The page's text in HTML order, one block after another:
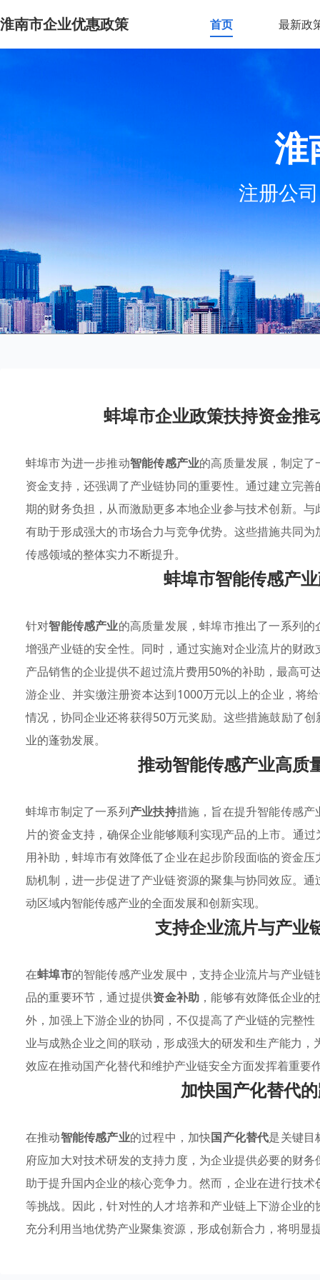
淮南市企业优惠政策 首页 最新政
淮
注册公
蚌埠市企业政策扶持资金推
蚌埠市为进一步推动智能传感产业的高质量发展，制定
资金支持，还强调了产业链协同的重要性。通过建立完
期的财务负担，从而激励更多本地企业参与技术创新。
有助于形成强大的市场合力与竞争优势。这些措施共同为
传感领域的整体实力不断提升。
蚌埠市智能传感产
针对智能传感产业的高质量发展，蚌埠市推出了一系列
增强产业链的安全性。同时，通过实施对企业流片的财
产品销售的企业提供不超过流片费用50%的补助，最高可
游企业、并实缴注册资本达到1000万元以上的企业，将
情况，协同企业还将获得50万元奖励。这些措施鼓励了
业的蓬勃发展。
推动智能传感产业高质
蚌埠市制定了一系列产业扶持措施，旨在提升智能传感
片的资金支持，确保企业能够顺利实现产品的上市。通
用补助，蚌埠市有效降低了企业在起步阶段面临的资金压
励机制，进一步促进了产业链资源的聚集与协同效应。
动区域内智能传感产业的全面发展和创新实现。
支持企业流片与产业
在蚌埠市的智能传感产业发展中，支持企业流片与产业
品的重要环节，通过提供资金补助 ，能够有效降低企业
外，加强上下游企业的协同，不仅提高了产业链的完整
业与成熟企业之间的联动，形成强大的研发和生产能力，
效应在推动国产化替代和维护产业链安全方面发挥着重
加快国产化替代
在推动智能传感产业的过程中，加快国产化替代是关键目
府应加大对技术研发的支持力度，为企业提供必要的财
助于提升国内企业的核心竞争力。然而，企业在进行技
等挑战。因此，针对性的人才培养和产业链上下游企业
充分利用当地优势产业聚集资源，形成创新合力，将明显